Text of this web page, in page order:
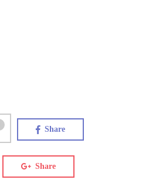
Share
Share